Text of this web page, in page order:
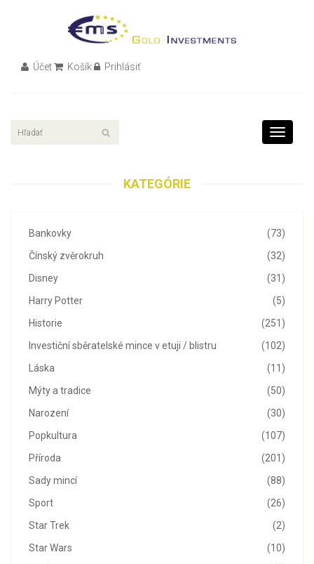
Účet Košík Prihlásiť
Toggle
KATEGÓRIE
(73)
Bankovky
(32)
Čínský zvěrokruh
(31)
Disney
(5)
Harry Potter
(251)
Historie
(102)
Investiční sběratelské mince v etuji / blistru
(11)
Láska
(50)
Mýty a tradice
(30)
Narození
(107)
Popkultura
(201)
Příroda
(88)
Sady mincí
(26)
Sport
(2)
Star Trek
(10)
Star Wars